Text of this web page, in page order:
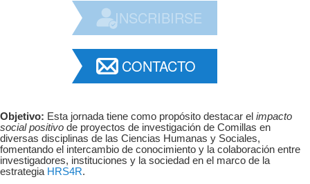
INSCRIBIRSE
CONTACTO
Objetivo: Esta jornada tiene como propósito destacar el impacto
social positivo de proyectos de investigación de Comillas en
diversas disciplinas de las Ciencias Humanas y Sociales,
fomentando el intercambio de conocimiento y la colaboración entre
investigadores, instituciones y la sociedad en el marco de la
estrategia HRS4R.